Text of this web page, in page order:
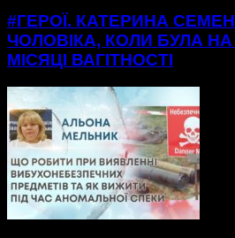
#ГЕРОЇ. КАТЕРИНА
ЧОЛОВІКА, КОЛИ БУЛА
МІСЯЦІ ВАГІТНОСТІ